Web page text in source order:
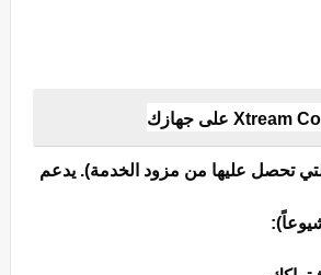
تحصل عليها من مزود الخدمة). يدعم